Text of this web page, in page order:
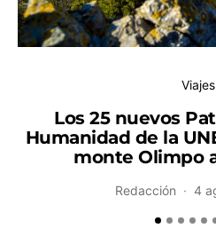
Viajes
Los 25 nuevos
Humanidad de la
monte Olimpo
Redacción 4